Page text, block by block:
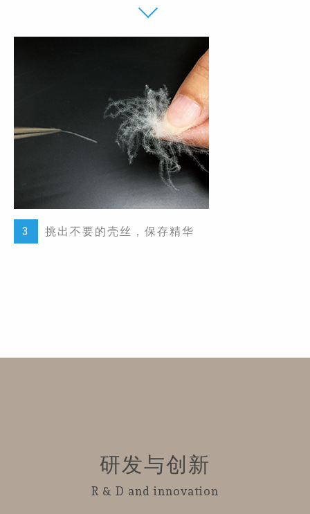
3 挑出不要的壳丝，保存精华
研发与创新
R & D and innovation